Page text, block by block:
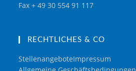
Fax + 49 30 554 91 117
RECHTLICHES & CO
StellenangeboteImpressum